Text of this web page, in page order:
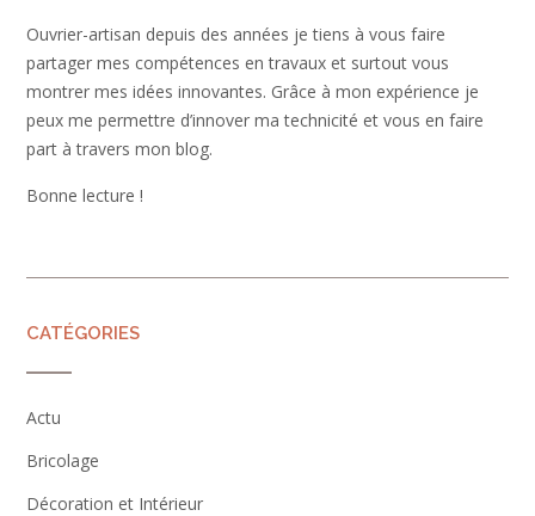
Ouvrier-artisan depuis des années je tiens à vous faire
partager mes compétences en travaux et surtout vous
montrer mes idées innovantes. Grâce à mon expérience je
peux me permettre d’innover ma technicité et vous en faire
part à travers mon blog.
Bonne lecture !
CATÉGORIES
Actu
Bricolage
Décoration et Intérieur